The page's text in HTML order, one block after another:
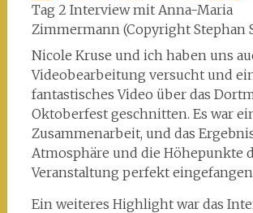
Tag 2 Interview mit Anna-Maria
Zimmermann (Copyright Stephan
Nicole Kruse und ich haben uns
Videobearbeitung versucht und
fantastisches Video über das
Oktoberfest geschnitten. Es war
Zusammenarbeit, und das
Atmosphäre und die Höhepunkte
Veranstaltung perfekt
Ein weiteres Highlight war das